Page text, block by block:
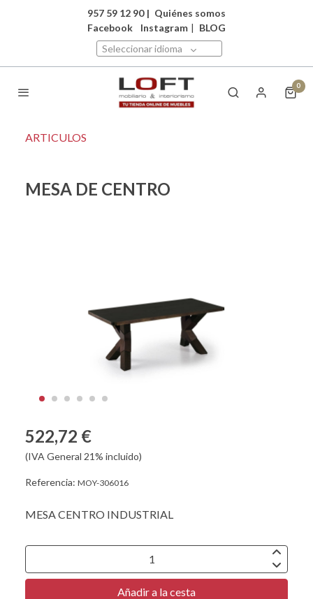
957 59 12 90 | Quiénes somos
Facebook
Instagram | BLOG
Seleccionar idioma
0
ARTICULOS
MESA DE CENTRO
522,72 €
(IVA General 21% incluido)
Referencia: MOY-306016
MESA CENTRO INDUSTRIAL
Añadir a la cesta